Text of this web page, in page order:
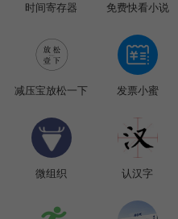
时间寄存器 免费快看小说
减压宝放松一下 发票小蜜
微组织 认汉字